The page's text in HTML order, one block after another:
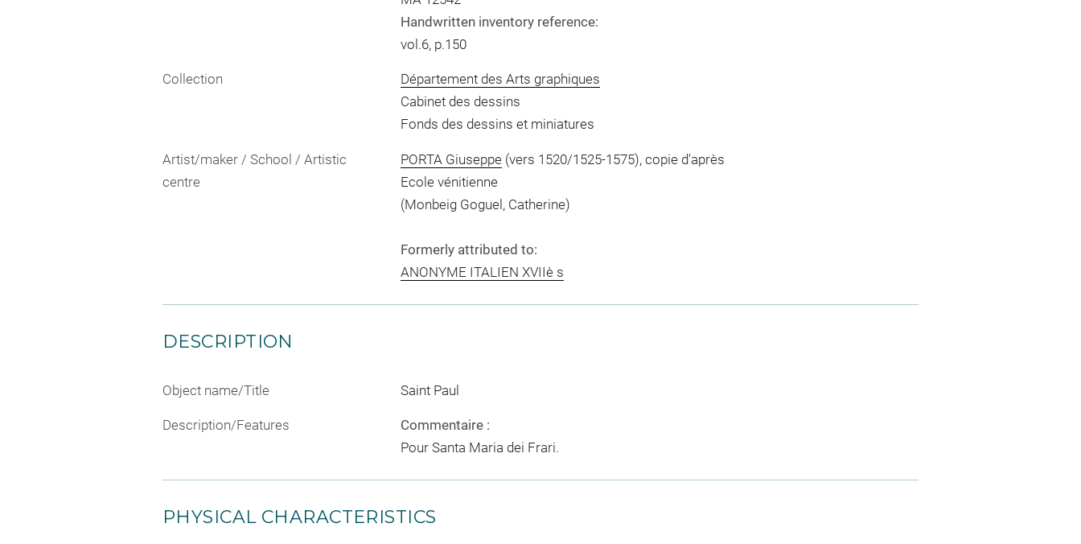
Handwritten inventory reference:
vol.6, p.150
Collection
Département des Arts graphiques
Cabinet des dessins
Fonds des dessins et miniatures
Artist/maker / School / Artistic
centre
PORTA Giuseppe(vers 1520/1525-1575), copie d'après
Ecole vénitienne
(Monbeig Goguel, Catherine)
Formerly attributed to:
ANONYME ITALIEN XVIIè s
DESCRIPTION
Object name/Title Saint Paul
Description/Features
Commentaire :
Pour Santa Maria dei Frari.
PHYSICAL CHARACTERISTICS